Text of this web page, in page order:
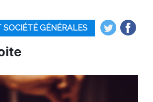
SOCIÉTÉ GÉNÉRALES